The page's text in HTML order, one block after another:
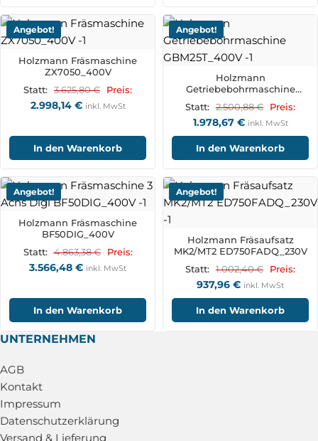
Angebot!
Holzmann Fräsmaschine
ZX7050_400V
Statt: 3.625,80€ Preis:
2.998,14 € inkl. MwSt
In den Warenkorb
Angebot!
Holzmann
Getriebebohrmaschine
Statt: 2.500,88€ Preis:
1.978,67 € inkl. MwSt
In den Warenkorb
Angebot!
Holzmann Fräsmaschine
BF50DIG_400V
Statt: 4.863,38€ Preis:
3.566,48 € inkl. MwSt
In den Warenkorb
Angebot!
Holzmann Fräsaufsatz
MK2/MT2 ED750FADQ_230V
Statt: 1.002,40€ Preis:
937,96 € inkl. MwSt
In den Warenkorb
UNTERNEHMEN
AGB
Kontakt
Impressum
Datenschutzerklärung
Versand & Lieferung